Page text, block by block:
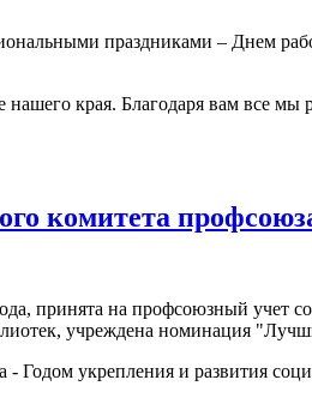
праздниками – Днем
нашего края. Благодаря вам все
комитета
принята на профсоюзный учет
учреждена номинация
укрепления и развития